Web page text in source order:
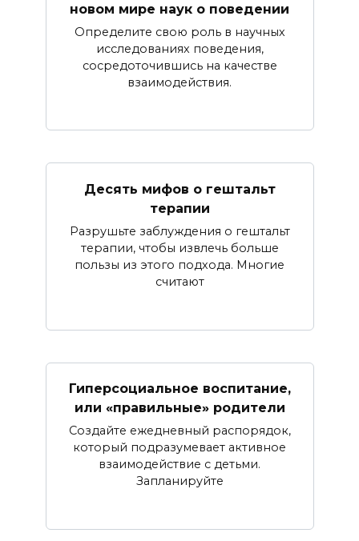
новом мире наук о поведении
Определите свою роль в научных
исследованиях поведения,
сосредоточившись на качестве
взаимодействия.
Десять мифов о гештальт
терапии
Разрушьте заблуждения о гештальт
терапии, чтобы извлечь больше
пользы из этого подхода. Многие
считают
Гиперсоциальное воспитание,
или «правильные» родители
Создайте ежедневный распорядок,
который подразумевает активное
взаимодействие с детьми.
Запланируйте